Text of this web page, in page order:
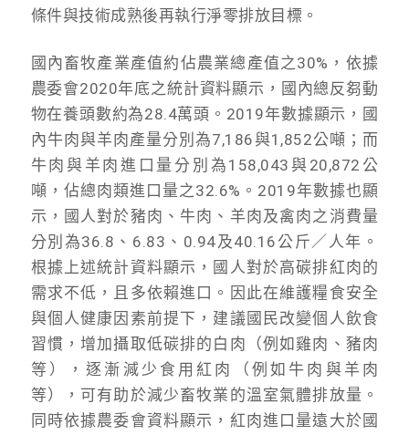
條件與技術成熟後再執行淨零排放目標。
國內畜牧產業產值約佔農業總產值之30%，依據
農委會2020年底之統計資料顯示，國內總反芻動
物在養頭數約為28.4萬頭。2019年數據顯示，國
內牛肉與羊肉產量分別為7,186與1,852公噸；而
牛肉與羊肉進口量分別為158,043與20,872公
噸，佔總肉類進口量之32.6%。2019年數據也顯
示，國人對於豬肉、牛肉、羊肉及禽肉之消費量
分別為36.8、6.83、0.94及40.16公斤／人年。
根據上述統計資料顯示，國人對於高碳排紅肉的
需求不低，且多依賴進口。因此在維護糧食安全
與個人健康因素前提下，建議國民改變個人飲食
習慣，增加攝取低碳排的白肉（例如雞肉、豬肉
等），逐漸減少食用紅肉（例如牛肉與羊肉
等），可有助於減少畜牧業的溫室氣體排放量。
同時依據農委會資料顯示，紅肉進口量遠大於國